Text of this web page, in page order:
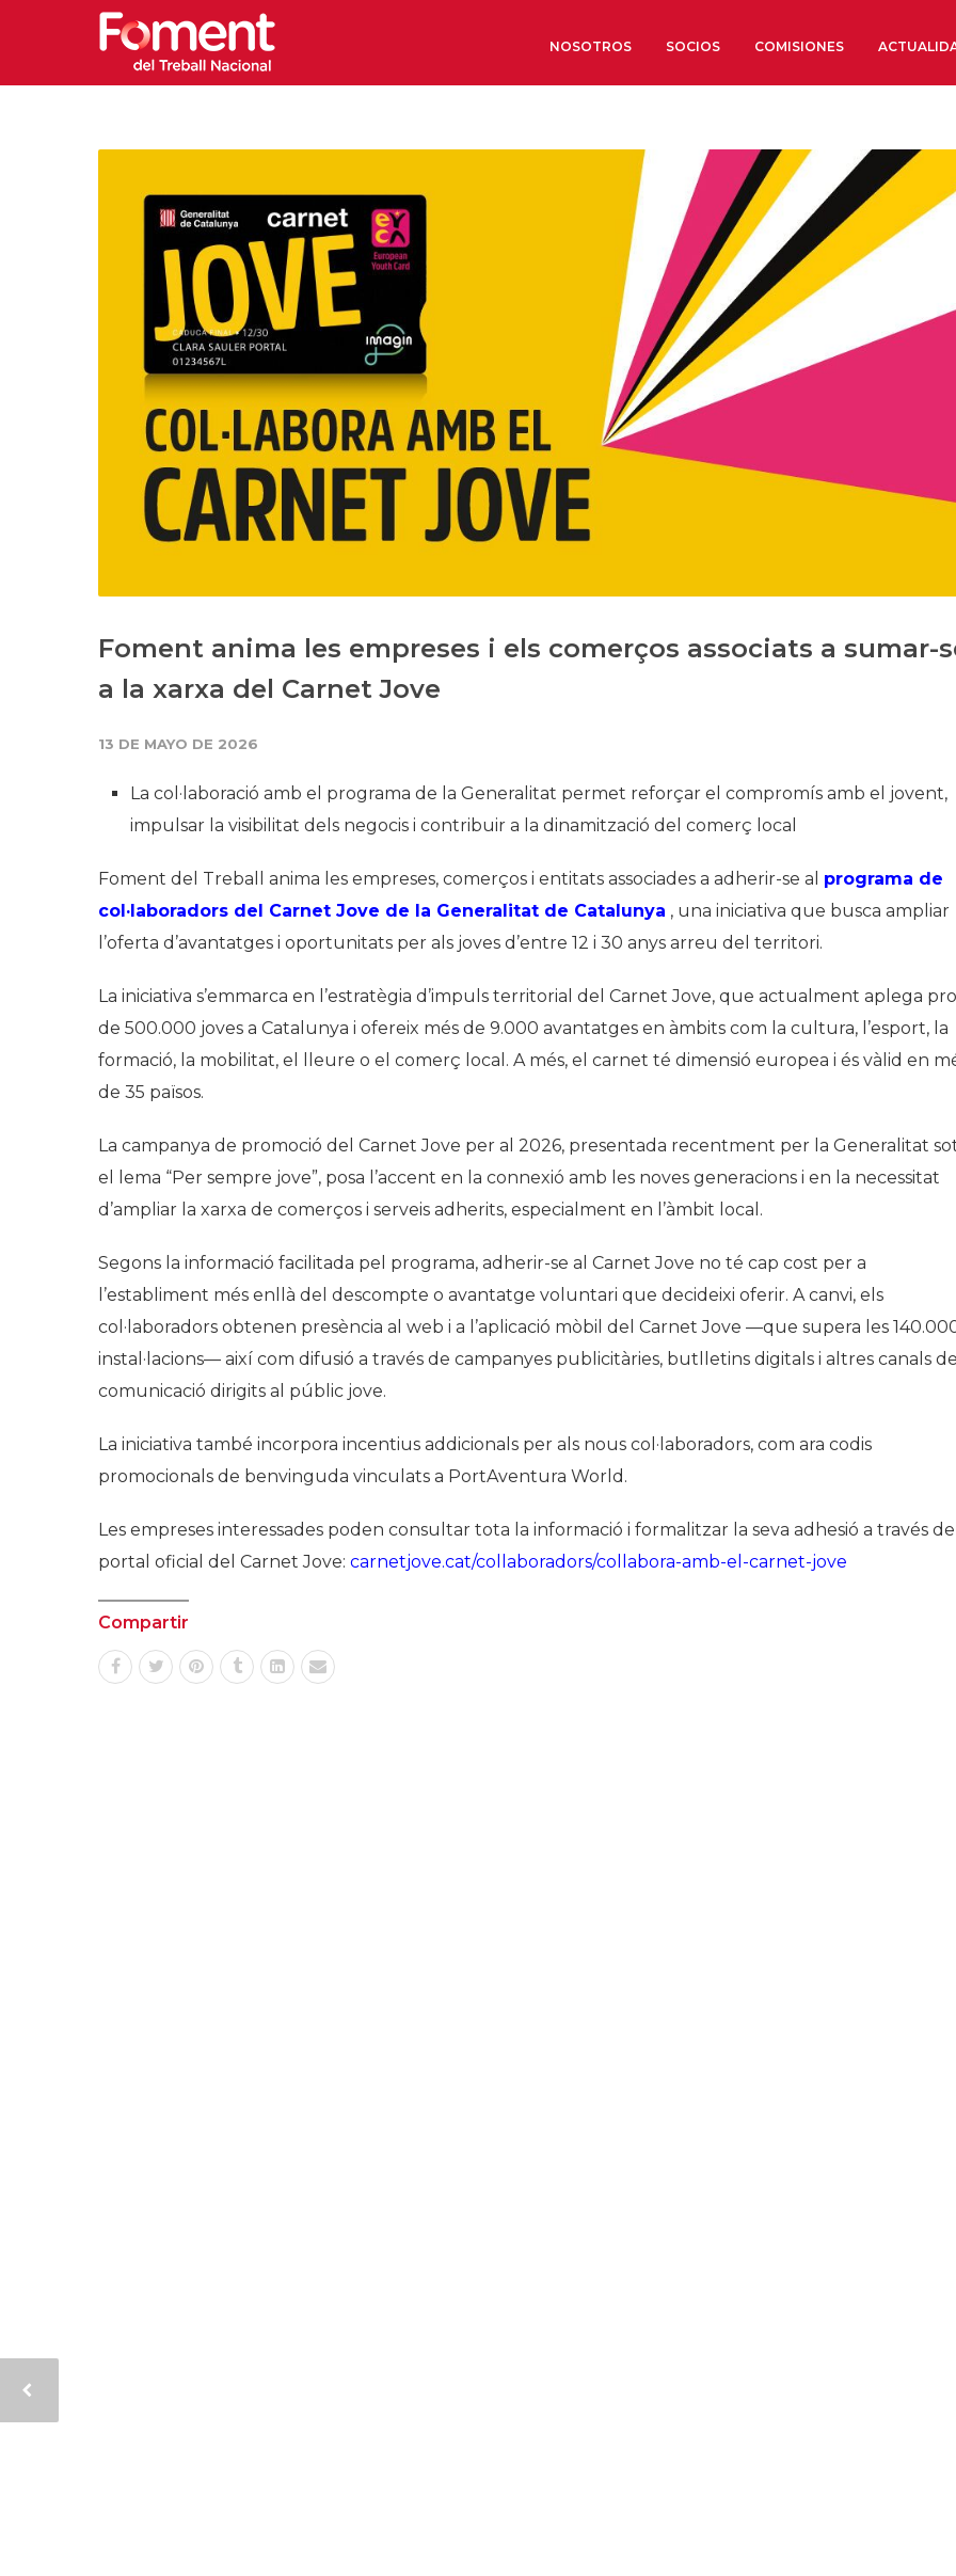
NOSOTROS
Órganos de Gobierno
Órganos Consultivos
Estructura Ejecutiva
Institut d’Estudis Estratègics
Organizaciones sectoriales
Sociedad Barcelonesa de
Económicos y Sociales
SOCIOS COMISIONES
Foment anima les empreses i els comerços associats a sumar-
a la xarxa del Carnet Jove
13 DE MAYO DE 2026
La col·laboració amb el programa de la Generalitat permet reforçar el compromís amb el jovent,
impulsar la visibilitat dels negocis i contribuir a la dinamització del comerç local
Foment del Treball anima les empreses, comerços i entitats associades a adherir-se al programa de
col·laboradors del Carnet Jove de la Generalitat de Catalunya , una iniciativa que busca ampliar
l’oferta d’avantatges i oportunitats per als joves d’entre 12 i 30 anys arreu del territori.
La iniciativa s’emmarca en l’estratègia d’impuls territorial del Carnet Jove, que actualment aplega
de 500.000 joves a Catalunya i ofereix més de 9.000 avantatges en àmbits com la cultura, l’esport, la
formació, la mobilitat, el lleure o el comerç local. A més, el carnet té dimensió europea i és vàlid en
de 35 països.
La campanya de promoció del Carnet Jove per al 2026, presentada recentment per la Generalitat
el lema “Per sempre jove”, posa l’accent en la connexió amb les noves generacions i en la necessitat
d’ampliar la xarxa de comerços i serveis adherits, especialment en l’àmbit local.
Segons la informació facilitada pel programa, adherir-se al Carnet Jove no té cap cost per a
l’establiment més enllà del descompte o avantatge voluntari que decideixi oferir. A canvi, els
col·laboradors obtenen presència al web i a l’aplicació mòbil del Carnet Jove —que supera les
instal·lacions— així com difusió a través de campanyes publicitàries, butlletins digitals i altres canals de
comunicació dirigits al públic jove.
La iniciativa també incorpora incentius addicionals per als nous col·laboradors, com ara codis
promocionals de benvinguda vinculats a PortAventura World.
Les empreses interessades poden consultar tota la informació i formalitzar la seva adhesió a través del
portal oficial del Carnet Jove: carnetjove.cat/collaboradors/collabora-amb-el-carnet-jove
Compartir